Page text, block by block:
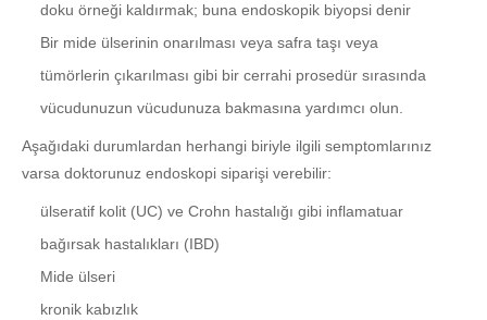
doku örneği kaldırmak; buna endoskopik biyopsi denir
Bir mide ülserinin onarılması veya safra taşı veya
tümörlerin çıkarılması gibi bir cerrahi prosedür sırasında
vücudunuzun vücudunuza bakmasına yardımcı olun.
Aşağıdaki durumlardan herhangi biriyle ilgili semptomlarınız
varsa doktorunuz endoskopi siparişi verebilir:
ülseratif kolit (UC) ve Crohn hastalığı gibi inflamatuar
bağırsak hastalıkları (IBD)
Mide ülseri
kronik kabızlık